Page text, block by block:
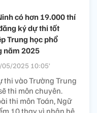
có hơn 19.000 thí
ký dự thi tốt
Trung học phổ
năm 2025
05/2025 10:05’
thi vào Trường Trung
thi môn chuyên.
thi môn Toán, Ngữ
10 thay vì nhân hệ